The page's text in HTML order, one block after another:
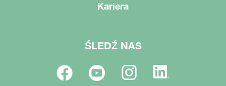
Kariera
ŚLEDŹ NAS